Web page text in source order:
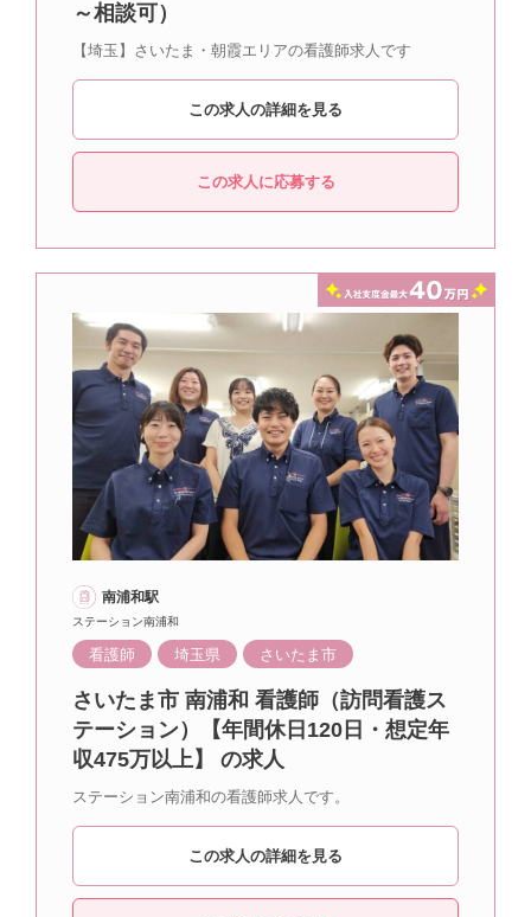
～相談可）
【埼玉】さいたま・朝霞エリアの看護師求人です
この求人の詳細を見る
この求人に応募する
南浦和駅
ステーション南浦和
看護師 埼玉県 さいたま市
さいたま市 南浦和 看護師（訪問看護ス
テーション）【年間休日120日・想定年
収475万以上】 の求人
ステーション南浦和の看護師求人です。
この求人の詳細を見る